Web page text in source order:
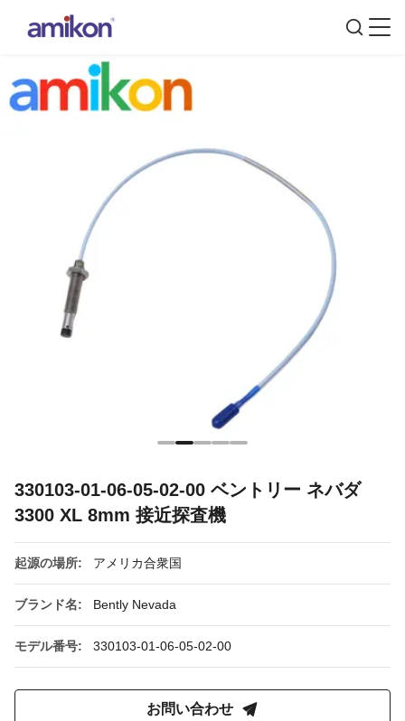
330103-01-06-05-02-00 ベントリー ネバダ
3300 XL 8mm 接近探査機
起源の場所: アメリカ合衆国
ブランド名: Bently Nevada
モデル番号: 330103-01-06-05-02-00
お問い合わせ